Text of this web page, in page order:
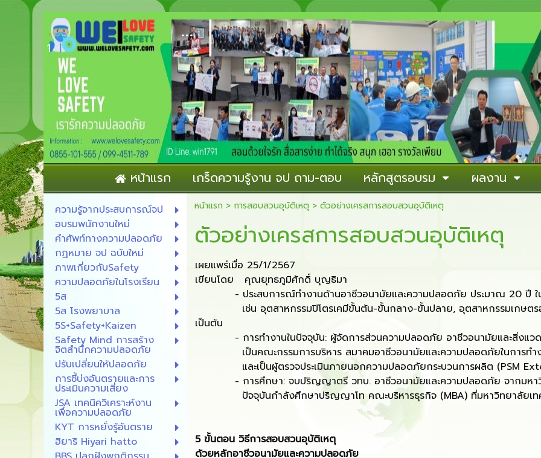
...
1
หน้าแรก เกร็ดความรู้งาน จป ถาม-ตอบ หลักสูตรอบรม ผลงาน
ความรู้จากประสบการณ์จป
อบรมพนักงานใหม่
คำศัพท์ทางความปลอดภัย
กฏหมาย จป ฉบับใหม่
ภาพเกี่ยวกับSafety
ความปลอดภัยในโรงเรียน
5ส
5ส โรงพยาบาล
5S+Safety+Kaizen
Safety Mind การสร้าง
จิตสำนึกความปลอดภัย
ปรับเปลี่ยนให้ปลอดภัย
การชี้บ่งอันตรายและการ
ประเมินความเสี่ยง
JSA เทคนิควิเคราะห์งาน
เพื่อความปลอดภัย
KYT การหยั่งรู้อันตราย
ฮิยาริ Hiyari hatto
หน้าแรก > การสอบสวนอุบัติเหตุ > ตัวอย่างเครสการสอบสวนอุบัติเหตุ
ตัวอย่างเครสการสอบสวนอุบัติเหตุ
เผยแพร่เมื่อ 25/1/2567
เขียนโดย คุณยุทธภูมิศักดิ์ บุญธิมา
- ประสบการณ์ทำงานด้านอาชีวอนามัยและความปลอดภัย ประมาณ 20 ปี ใ
เช่น อุตสาหกรรมปิโตรเคมีขั้นต้น-ขั้นกลาง-ขั้นปลาย, อุตสาหกรรมเกษตรอุต
เป็นต้น
- การทำงานในปัจจุบัน: ผู้จัดการส่วนความปลอดภัย อาชีวอนามัยและสิ่งแวด
เป็นคณะกรรมการบริหาร สมาคมอาชีวอนามัยและความปลอดภัยในการทำง
และเป็นผู้ตรวจประเมินภายนอกความปลอดภัยกระบวนการผลิต (PSM
- การศึกษา: จบปริญญาตรี วทบ. อาชีวอนามัยและความปลอดภัย จากมหา
ปัจจุบันกำลังศึกษาปริญญาโท คณะบริหารธุรกิจ (MBA) ที่มหาวิทยาลัยเทคโน
5 ขั้นตอน วิธีการสอบสวนอุบัติเหตุ
ด้วยหลักอาชีวอนามัยและความปลอดภัย